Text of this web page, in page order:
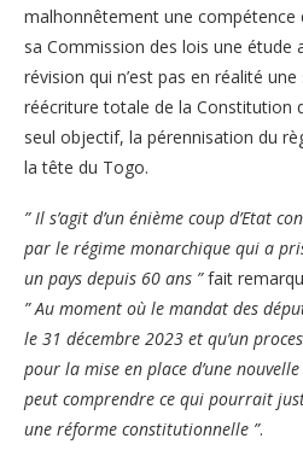
malhonnêtement une compétence
sa Commission des lois une étude
révision qui n’est pas en réalité
réécriture totale de la Constitution
seul objectif, la pérennisation du
la tête du Togo.
” Il s’agit d’un énième coup d’Etat
par le régime monarchique qui a
un pays depuis 60 ans ”fait
” Au moment où le mandat des
le 31 décembre 2023 et qu’un
pour la mise en place d’une
peut comprendre ce qui pourrait
une réforme constitutionnelle ”.